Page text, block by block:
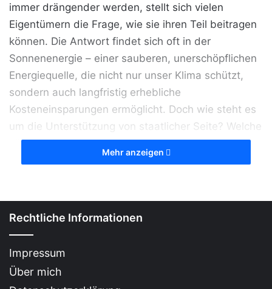
immer drängender werden, stellt sich vielen
Eigentümern die Frage, wie sie ihren Teil beitragen
können. Die Antwort findet sich oft in der
Sonnenenergie – einer sauberen, unerschöpflichen
Energiequelle, die nicht nur unser Klima schützt,
sondern auch langfristig erhebliche
Kosteneinsparungen ermöglicht. Doch wie steht es
um die Unterstützung von staatlicher Seite? Welche
Fördermöglichkeiten gibt es und wie können
Eigentümer von Mehrfamilienhäusern diese optimal
gilt und wie man die ersten Schritte zur Nutzung
Mehr anzeigen
Rechtliche Informationen
Impressum
Über mich